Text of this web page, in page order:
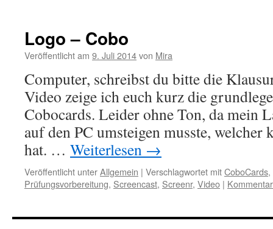
Logo – Cobo
Veröffentlicht am 9. Juli 2014von Mira
Computer, schreibst du bitte die
Video zeige ich euch kurz die
Cobocards. Leider ohne Ton, da mein
auf den PC umsteigen musste,
hat. … Weiterlesen →
Veröffentlicht unterAllgemein | Verschlagwortet mitCoboCards,
Prüfungsvorbereitung, Screencast, Screenr, Video |